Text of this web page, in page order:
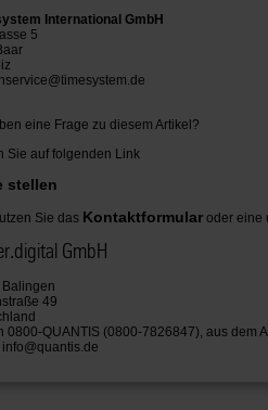
International GmbH
5
eine Frage zu diesem Artikel?
Sie auf folgenden Link
stellen
Sie das Kontaktformularoder eine
GmbH
49
0800-QUANTIS (0800-7826847), aus dem
info@quantis.de